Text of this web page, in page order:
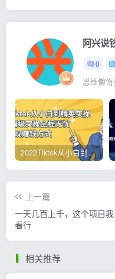
阿兴说
0
思维懒
2022Tiktok从小白到精英实操，0-1保姆级实操全程无忧，多种变现赚钱方式
上一篇
一天几百上千，这个项目我
看行
相关推荐